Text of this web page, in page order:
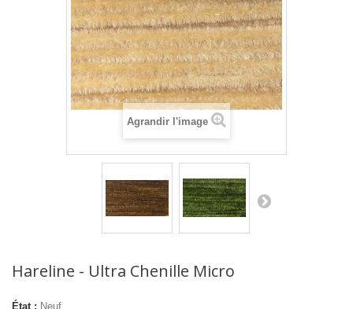
Agrandir l'image
Hareline - Ultra Chenille Micro
État : Neuf